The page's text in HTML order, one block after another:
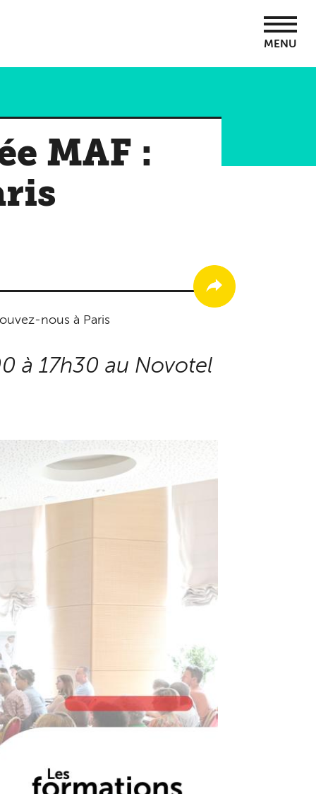
MENU
MAF :
nous à Paris
à 17h30 au Novotel